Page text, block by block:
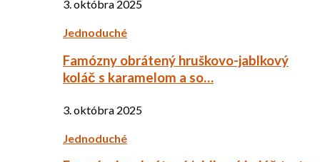
3. októbra 2025
Jednoduché
Famózny obrátený hruškovo-jablkový
koláč s karamelom a so…
3. októbra 2025
Jednoduché